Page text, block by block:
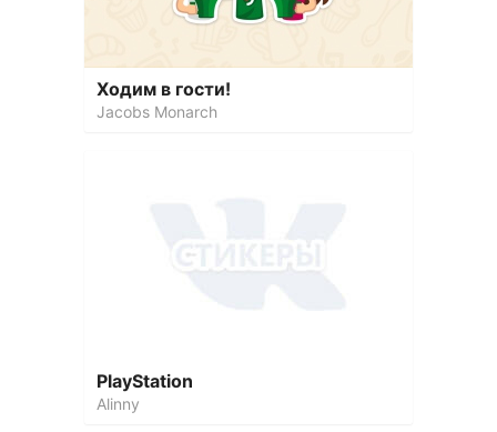
Ходим в гости!
Jacobs Monarch
PlayStation
Alinny